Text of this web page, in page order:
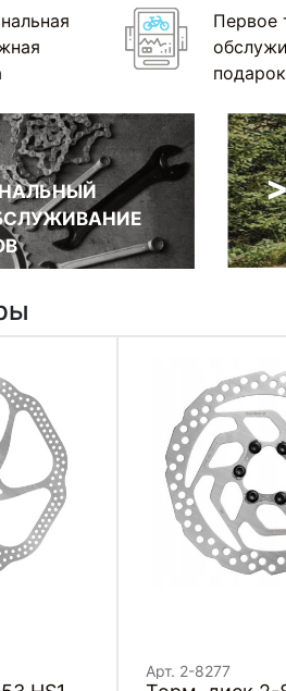
Первое
подарок
Арт. 2-8277